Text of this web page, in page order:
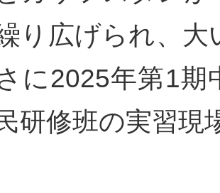
り広げられ、
に2025年第1
研修班の実習現